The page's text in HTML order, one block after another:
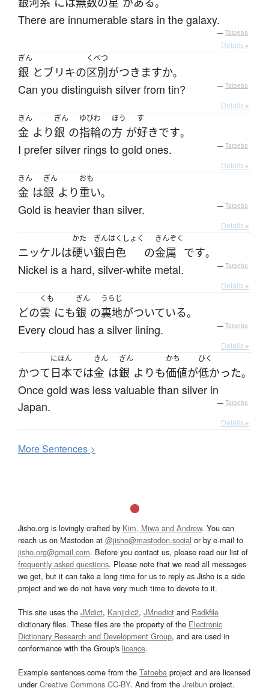
。
There are innumerable stars in the galaxy.
— Tatoeba
Details ▸
ぎん
銀 とブリキの
くべつ
区別がつきますか。
Can you distinguish silver from tin? — Tatoeba
Details ▸
きん
金 より
ぎん
銀 の
ゆびわ
指輪の
ほう
方 が
す
好きです。
I prefer silver rings to gold ones. — Tatoeba
Details ▸
きん
金 は
ぎん
銀 より
おも
重い。
Gold is heavier than silver. — Tatoeba
Details ▸
ニッケルは
かた
硬い
ぎんはくしょく
銀白色 の
きんぞく
金属 です。
Nickel is a hard, silver-white metal. — Tatoeba
Details ▸
どの
くも
雲 にも
ぎん
銀 の
うらじ
裏地がついている。
Every cloud has a silver lining. — Tatoeba
Details ▸
かつて
にほん
日本では
きん
金 は
ぎん
銀 よりも
かち
価値が
ひく
低かった。
Once gold was less valuable than silver in
Japan.
— Tatoeba
Details ▸
MoreSentences >
Jisho.org is lovingly crafted by Kim, Miwa and Andrew. You can
reach us on Mastodon at @jisho@mastodon.social or by e-mail to
jisho.org@gmail.com. Before you contact us, please read our list of
frequently asked questions. Please note that we read all messages
we get, but it can take a long time for us to reply as Jisho is a side
project and we do not have very much time to devote to it.
This site uses the JMdict, Kanjidic2, JMnedict and Radkfile
dictionary files. These files are the property of the Electronic
Dictionary Research and Development Group, and are used in
conformance with the Group's licence.
Example sentences come from the Tatoeba project and are licensed
underCreative Commons CC-BY. And from the Jreibun project.